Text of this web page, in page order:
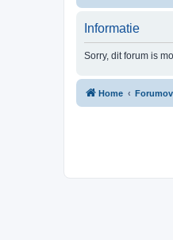
Informatie
Sorry, dit forum is
Home